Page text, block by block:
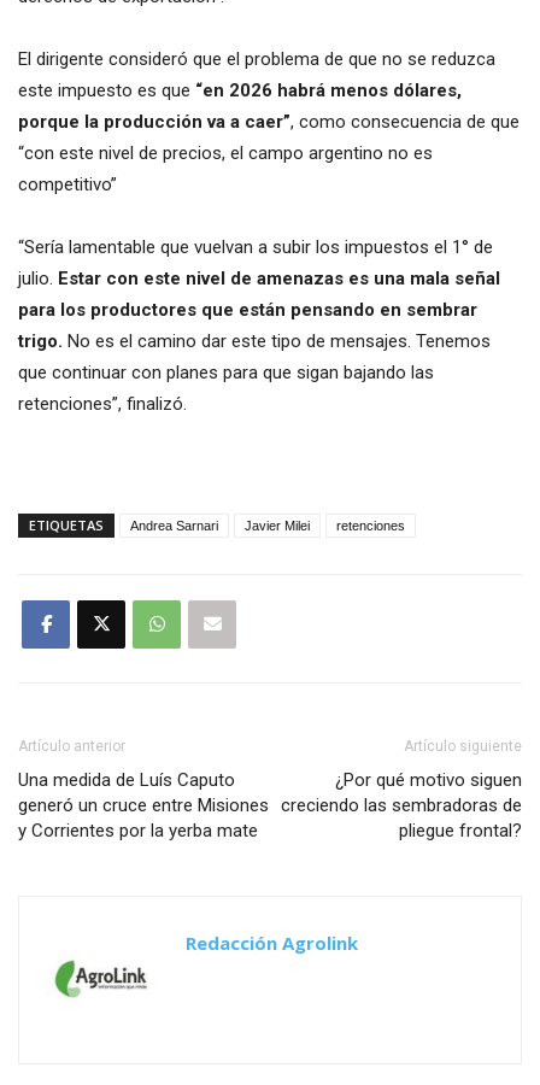
El dirigente consideró que el problema de que no se reduzca
este impuesto es que “en 2026 habrá menos dólares,
porque la producción va a caer”, como consecuencia de que
“con este nivel de precios, el campo argentino no es
competitivo”
“Sería lamentable que vuelvan a subir los impuestos el 1° de
julio. Estar con este nivel de amenazas es una mala señal
para los productores que están pensando en sembrar
trigo. No es el camino dar este tipo de mensajes. Tenemos
que continuar con planes para que sigan bajando las
retenciones”, finalizó.
ETIQUETAS Andrea Sarnari Javier Milei retenciones
Artículo anterior
Una medida de Luís Caputo
generó un cruce entre Misiones
y Corrientes por la yerba mate
Artículo siguiente
¿Por qué motivo siguen
creciendo las sembradoras de
pliegue frontal?
Redacción Agrolink